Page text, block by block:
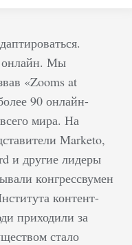
онлайн. Мы
«Zooms at
90 онлайн-
мира. На
Marketo,
и другие лидеры
конгрессвумен
контент-
приходили за
стало